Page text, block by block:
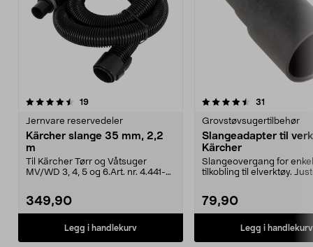
19anmeldelser
Jernvare reservedeler
Kärcher slange 35 mm, 2,2
m
Til Kärcher Tørr og Våtsuger
MV/WD 3, 4, 5 og 6.Art. nr. 4.441-
349,90
Legg i handlekurv
4.5av 5 stjerner 31
Grovstøvsugertilbehør
Slangeadapter til
Kärcher
Slangeovergang for enkel
tilkobling til elverktøy.
79,90
Legg i handlekurv
4.5av 5 stjerner